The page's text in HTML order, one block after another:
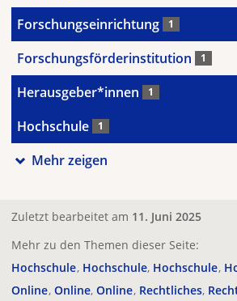
Forschungseinrichtung 1
Forschungsförderinstitution 1
Herausgeber*innen 1
Hochschule 1
Mehr zeigen
Zuletzt bearbeitet am 11. Juni 2025
Mehr zu den Themen dieser Seite:
Hochschule Hochschule Hochschule
Online Online Online Rechtliches